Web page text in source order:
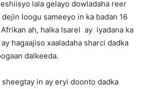
lala gelayo dowladaha reer
loogu sameeyo in ka badan 16
ah, halka Isarel ay iyadana ka
hagaajiso xaaladaha sharci dadka
dalkeeda.
sheegtay in ay eryi doonto dadka